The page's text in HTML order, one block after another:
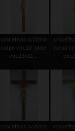
crocefisso scolpito
corpo cm.10 totale
cm.23x11...
corpo
crocefisso scolpito